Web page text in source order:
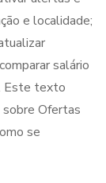
e localidade;
salário
Este texto
sobre Ofertas
se